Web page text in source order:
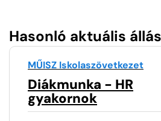
Hasonló aktuális
MŰISZ Iskolaszövetkezet
Diákmunka - HR
gyakornok